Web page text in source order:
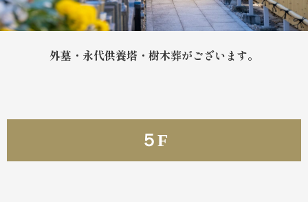
外墓・永代供養塔・樹木葬がございます。
５F